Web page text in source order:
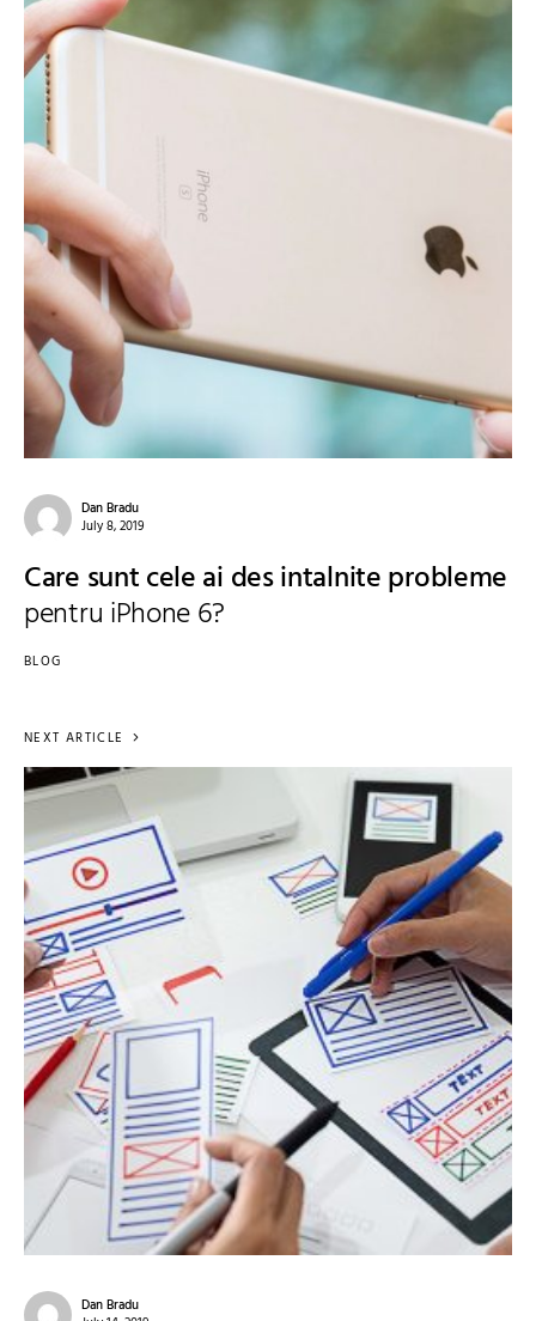
Dan Bradu
July 8, 2019
Care sunt cele ai des intalnite probleme
pentru iPhone 6?
BLOG
NEXT ARTICLE
Dan Bradu